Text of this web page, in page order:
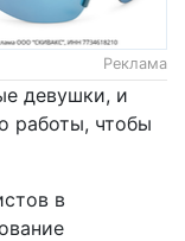
Реклама
девушки, и
работы, чтобы
в